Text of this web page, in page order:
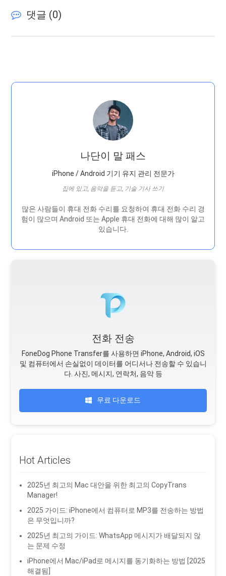
댓글 (0)
나단이 말 패스
iPhone / Android 기기 유지 관리 전문가
집에 있고, 음악을 듣고, 기술 기사 쓰기
많은 사람들이 휴대 전화 수리를 요청하여 휴대 전화 수리 경
험이 많으며 Android 또는 Apple 휴대 전화에 대해 많이 알고
있습니다.
전화 전송
FoneDog Phone Transfer를 사용하면 iPhone, Android, iOS
및 컴퓨터에서 손실없이 데이터를 어디서나 전송할 수 있습니
다. 사진, 메시지, 연락처, 음악 등
무료 다운로드
Hot Articles
2025년 최고의 Mac 대안을 위한 최고의 CopyTrans
Manager!
2025 가이드: iPhone에서 컴퓨터로 MP3를 전송하는 방법
은 무엇입니까?
2025년 최고의 가이드: WhatsApp 메시지가 배달되지 않
는 문제 수정
iPhone에서 Mac/iPad로 메시지를 동기화하는 방법 [2025
해결됨]